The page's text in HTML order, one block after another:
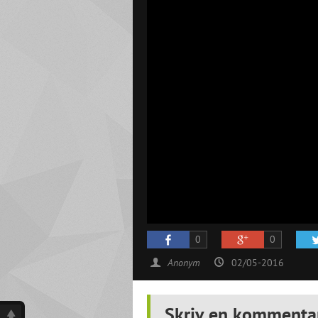
0 0
Anonym
02/05-2016